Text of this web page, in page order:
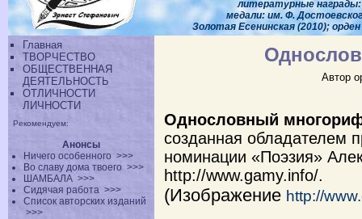
литературные награды:
медали: им. Ф.
Золотая Есенинская (2010);
Главная
ТВОРЧЕСТВО
ОБЩЕСТВЕННАЯ
ДЕЯТЕЛЬНОСТЬ
ОТЛИЧНОСТИ
ЛИЧНОСТИ
Рекомендуем:
Анонсы
Ничего особенного >>>
Во славу дома твоего >>>
ШАМБАЛА >>>
Сидячая работа >>>
Список авторских изданий
>>>
Автор
Однословный
созданная обладателем
номинации «Поэзия»
http://www.gamy.info/.
(Изображение http://